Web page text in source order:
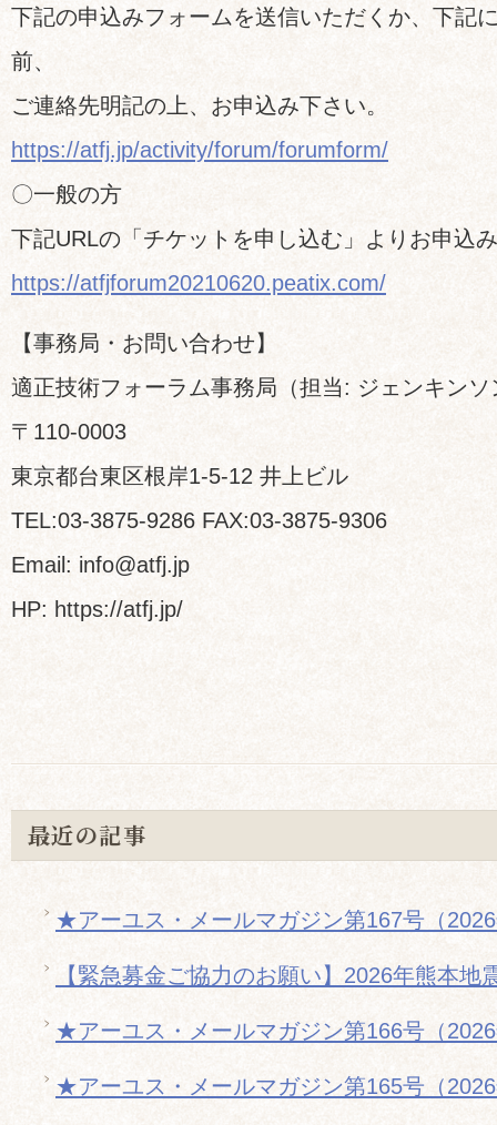
下記の申込みフォームを送信いただくか、下記
前、
ご連絡先明記の上、お申込み下さい。
https://atfj.jp/activity/forum/forumform/
〇一般の方
下記URLの「チケットを申し込む」よりお申込
https://atfjforum20210620.peatix.com/
【事務局・お問い合わせ】
適正技術フォーラム事務局（担当: ジェンキン
〒110-0003
東京都台東区根岸1-5-12 井上ビル
TEL:03-3875-9286 FAX:03-3875-9306
Email: info@atfj.jp
HP: https://atfj.jp/
最近の記事
★アーユス・メールマガジン第167号（
【緊急募金ご協力のお願い】2026年熊本地
★アーユス・メールマガジン第166号（
★アーユス・メールマガジン第165号（